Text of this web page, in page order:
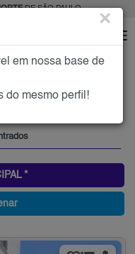
DE SÃO PAULO
de São Paulo
*
×
em nossa base de
do mesmo perfil!